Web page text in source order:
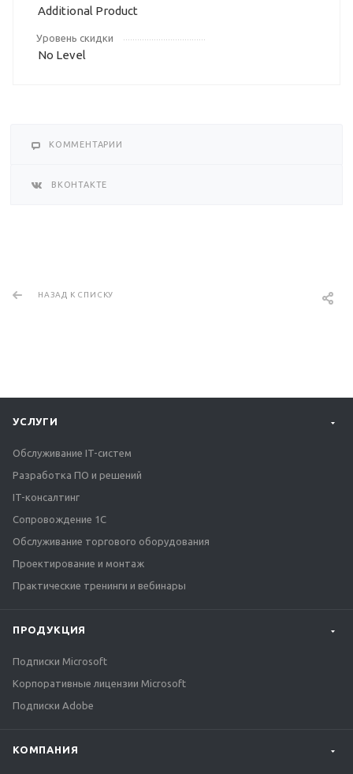
Additional Product
Уровень скидки
No Level
КОММЕНТАРИИ
ВКОНТАКТЕ
НАЗАД К СПИСКУ
УСЛУГИ
Обслуживание IT-систем
Разработка ПО и решений
IT-консалтинг
Сопровождение 1С
Обслуживание торгового оборудования
Проектирование и монтаж
Практические тренинги и вебинары
ПРОДУКЦИЯ
Подписки Microsoft
Корпоративные лицензии Microsoft
Подписки Adobe
КОМПАНИЯ